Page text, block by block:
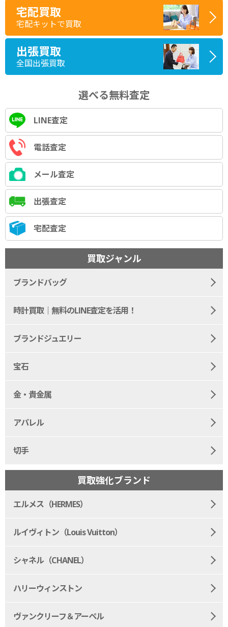
宅配買取
宅配キットで買取
出張買取
全国出張買取
選べる無料査定
LINE査定
電話査定
メール査定
出張査定
宅配査定
買取ジャンル
ブランドバッグ
時計買取｜無料のLINE査定を活用！
ブランドジュエリー
宝石
金・貴金属
アパレル
切手
買取強化ブランド
エルメス（HERMES）
ルイヴィトン（Louis Vuitton）
シャネル（CHANEL）
ハリーウィンストン
ヴァンクリーフ＆アーペル